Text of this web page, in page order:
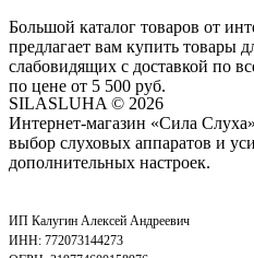
Большой каталог товаров от
предлагает вам купить товары
слабовидящих с доставкой по
по цене от 5 500 руб.
SILASLUHA © 2026
Интернет-магазин «Сила
выбор слуховых аппаратов и
дополнительных настроек.
ИП Калугин Алексей Андреевич
ИНН: 772073144273